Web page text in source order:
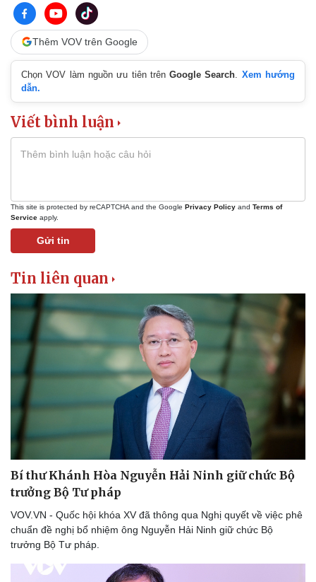
Kinh tế
Bất động sản
Giá vàng
Thêm VOV trên Google
Chọn VOV làm nguồn ưu tiên trênGoogle Search
Xem hướng
dẫn.
Viết bình luận
This site is protected by reCAPTCHA and the Google Privacy Policy and Terms of
Service apply.
Gửi tin
Tin liên quan
Bí thư Khánh Hòa Nguyễn Hải Ninh giữ chức Bộ
trưởng Bộ Tư pháp
VOV.VN - Quốc hội khóa XV đã thông qua Nghị quyết về việc phê
chuẩn đề nghị bổ nhiệm ông Nguyễn Hải Ninh giữ chức Bộ
trưởng Bộ Tư pháp.